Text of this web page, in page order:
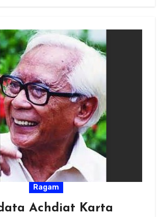
Ragam
Achdiat Karta